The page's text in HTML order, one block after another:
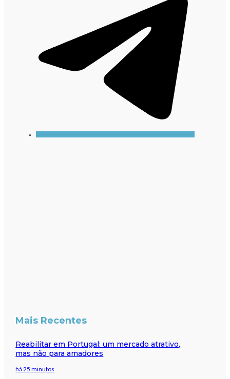
Mais Recentes
Reabilitar em Portugal: um mercado atrativo,
mas não para amadores
há 25 minutos